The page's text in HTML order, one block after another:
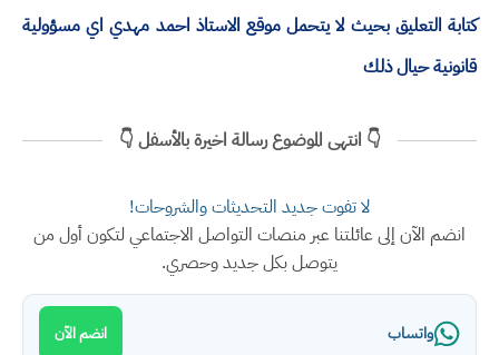
كتابة التعليق بحيث لا يتحمل موقع الاستاذ احمد مهدي اي مسؤولية
قانونية حيال ذلك
👇 انتهى الموضوع رسالة اخيرة بالأسفل 👇
لا تفوت جديد التحديثات والشروحات!
انضم الآن إلى عائلتنا عبر منصات التواصل الاجتماعي لتكون أول من
يتوصل بكل جديد وحصري.
واتساب انضم الآن